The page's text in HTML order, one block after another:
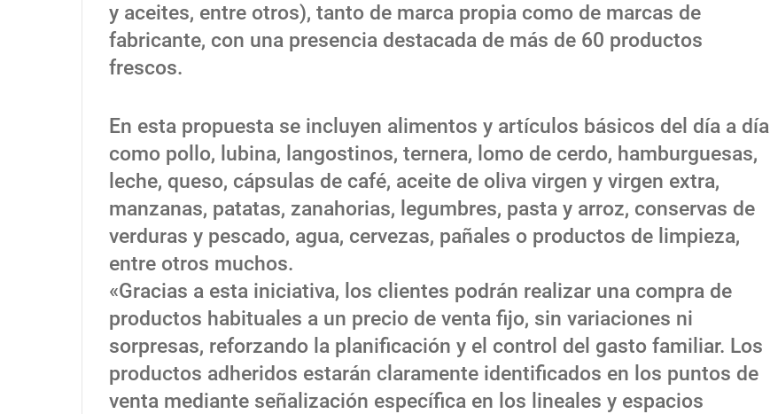
y aceites, entre otros), tanto de marca propia como de marcas de
fabricante, con una presencia destacada de más de 60 productos
frescos.
En esta propuesta se incluyen alimentos y artículos básicos del día a día
como pollo, lubina, langostinos, ternera, lomo de cerdo, hamburguesas,
leche, queso, cápsulas de café, aceite de oliva virgen y virgen extra,
manzanas, patatas, zanahorias, legumbres, pasta y arroz, conservas de
verduras y pescado, agua, cervezas, pañales o productos de limpieza,
entre otros muchos.
«Gracias a esta iniciativa, los clientes podrán realizar una compra de
productos habituales a un precio de venta fijo, sin variaciones ni
sorpresas, reforzando la planificación y el control del gasto familiar. Los
productos adheridos estarán claramente identificados en los puntos de
venta mediante señalización específica en los lineales y espacios